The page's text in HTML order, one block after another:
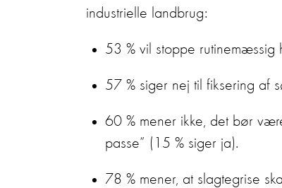
industrielle landbrug:
53 % vil stoppe rutinemæssig
57 % siger nej til fiksering af
60 % mener ikke, det bør
passe” (15 % siger ja).
78 % mener, at slagtegrise